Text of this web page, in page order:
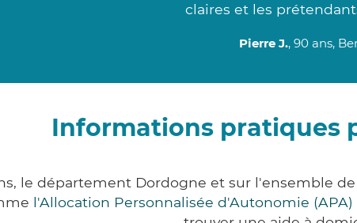
claires et les
Pierre J., 90 ans,
Informations pratiques
le département Dordogne et sur l'ensemble
l'Allocation Personnalisée d'Autonomie (APA)